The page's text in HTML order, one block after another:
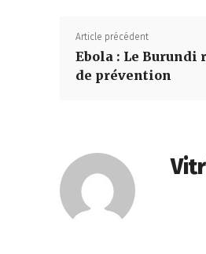
Article précédent
Ebola : Le
de prévention